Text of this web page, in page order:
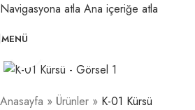
Navigasyona atla Ana içeriğe atla
MENÜ
Anasayfa » Ürünler » K-01 Kürsü